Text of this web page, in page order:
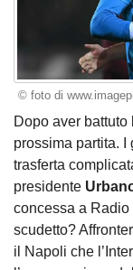
© foto di
Dopo aver
prossima partita. I
trasferta
presidente
concessa a Radio
scudetto?
il Napoli che